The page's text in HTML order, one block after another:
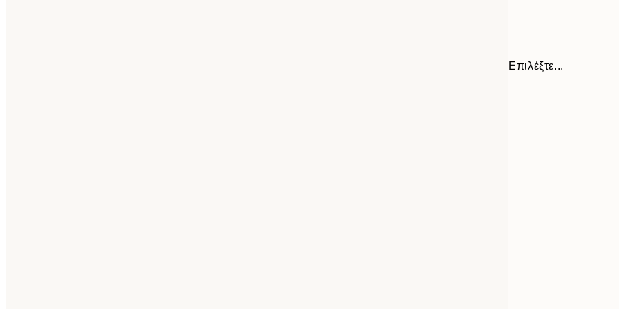
Επιλέξτε...